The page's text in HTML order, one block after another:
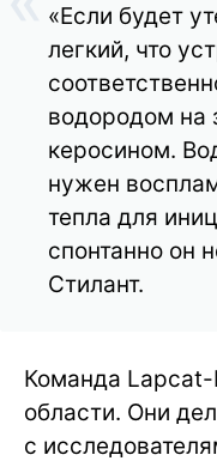
«Если будет
легкий, что
водородом на
керосином.
нужен
тепла для
спонтанно он
Стилант.
Команда Lapcat-
области. Они
с